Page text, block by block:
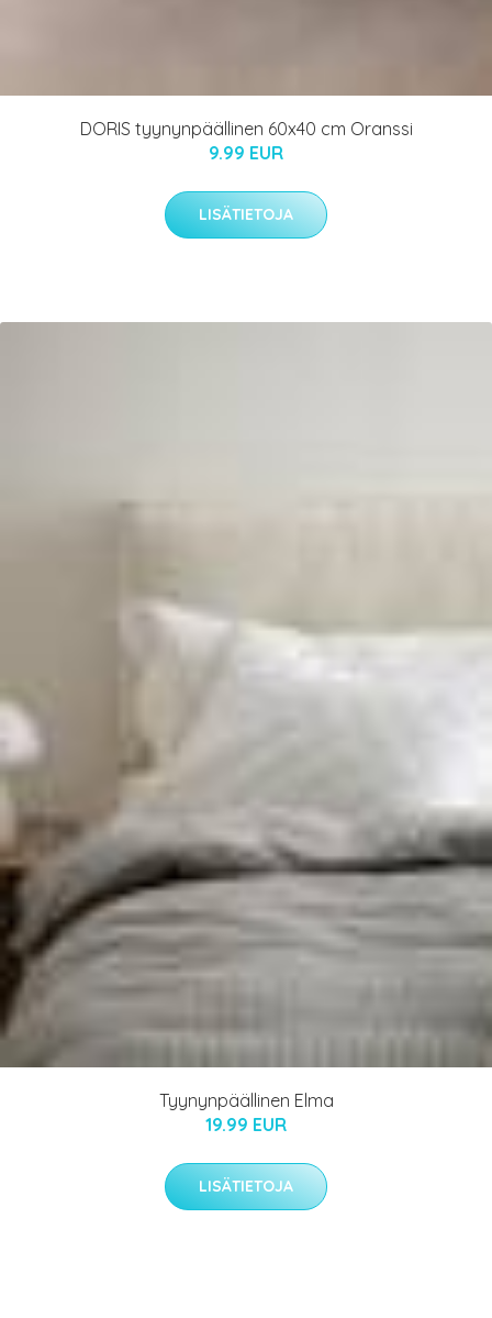
DORIS tyynynpäällinen 60x40 cm Oranssi
9.99 EUR
LISÄTIETOJA
Tyynynpäällinen Elma
19.99 EUR
LISÄTIETOJA